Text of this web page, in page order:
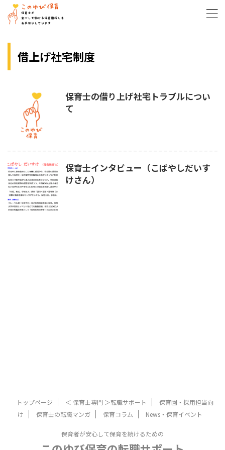
借上げ社宅制度
保育士の借り上げ社宅トラブルについ
て
保育士インタビュー（こばやしだいす
けさん）
トップページ ＜ 保育士専門 ＞転職サポート
保育園・採用担当向
け
保育士の転職マンガ 保育コラム News・保育イベント
保育者が安心して保育を続けるための